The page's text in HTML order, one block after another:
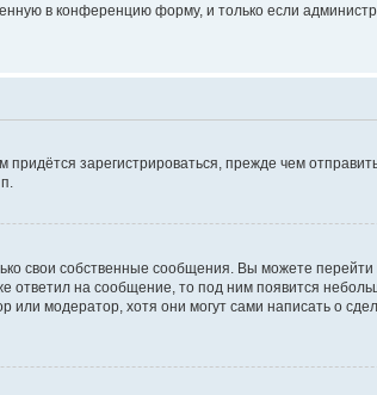
в конференцию форму, и только если
зарегистрироваться, прежде чем
свои собственные сообщения. Вы можете перейти
на сообщение, то под ним появится
модератор, хотя они могут сами написать о